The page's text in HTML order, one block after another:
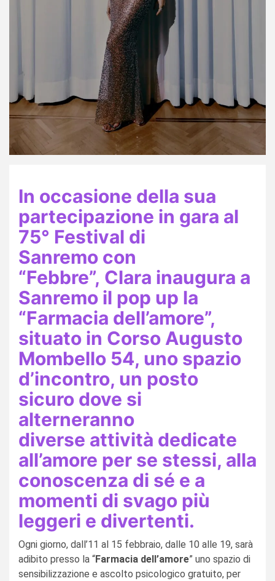
In occasione della sua
partecipazione in gara al
75° Festival di
Sanremo con
“Febbre”, Clara inaugura a
Sanremo il pop up la
“Farmacia dell’amore”,
situato in Corso Augusto
Mombello 54, uno spazio
d’incontro, un posto
sicuro dove si
alterneranno
diverse attività dedicate
all’amore per se stessi, alla
conoscenza di sé e a
momenti di svago più
leggeri e divertenti.
Ogni giorno, dall’11 al 15 febbraio, dalle 10 alle 19, sarà
adibito presso la “Farmacia dell’amore” uno spazio di
sensibilizzazione e ascolto psicologico gratuito, per